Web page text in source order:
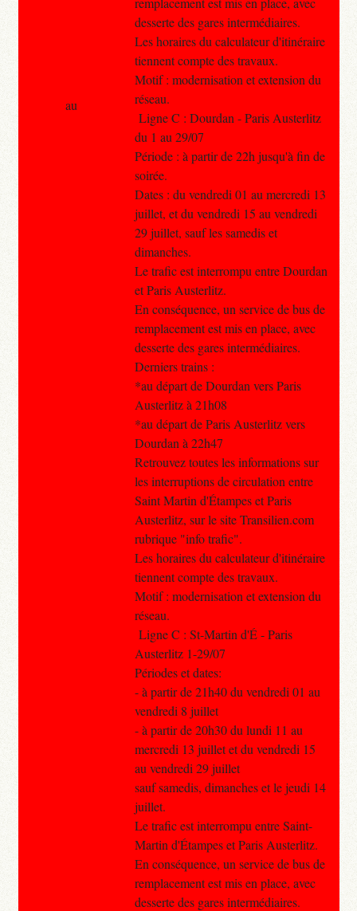
desserte des gares intermédiaires.
Les horaires du calculateur d'itinéraire
tiennent compte des travaux.
Motif : modernisation et extension du
réseau.
Ligne C : Dourdan - Paris Austerlitz
du 1 au 29/07
Période : à partir de 22h jusqu'à fin de
soirée.
Dates : du vendredi 01 au mercredi 13
juillet, et du vendredi 15 au vendredi
29 juillet, sauf les samedis et
dimanches.
Le trafic est interrompu entre Dourdan
et Paris Austerlitz.
En conséquence, un service de bus de
remplacement est mis en place, avec
desserte des gares intermédiaires.
Derniers trains :
*au départ de Dourdan vers Paris
Austerlitz à 21h08
*au départ de Paris Austerlitz vers
Dourdan à 22h47
Retrouvez toutes les informations sur
les interruptions de circulation entre
Saint Martin d'Étampes et Paris
Austerlitz, sur le site Transilien.com
rubrique "info trafic".
Les horaires du calculateur d'itinéraire
tiennent compte des travaux.
Motif : modernisation et extension du
réseau.
Ligne C : St-Martin d'É - Paris
Austerlitz 1-29/07
Périodes et dates:
- à partir de 21h40 du vendredi 01 au
vendredi 8 juillet
- à partir de 20h30 du lundi 11 au
mercredi 13 juillet et du vendredi 15
au vendredi 29 juillet
sauf samedis, dimanches et le jeudi 14
juillet.
Le trafic est interrompu entre Saint-
Martin d'Étampes et Paris Austerlitz.
En conséquence, un service de bus de
remplacement est mis en place, avec
desserte des gares intermédiaires.
au